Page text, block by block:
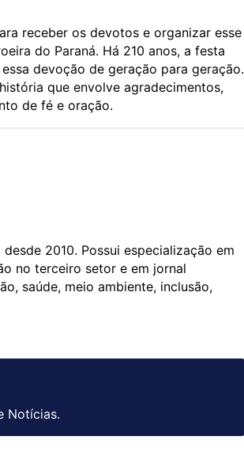
receber os devotos e organizar esse
do Paraná. Há 210 anos, a festa
devoção de geração para geração.
que envolve agradecimentos,
de fé e oração.
2010. Possui especialização em
no terceiro setor e em jornal
saúde, meio ambiente, inclusão,
Notícias.